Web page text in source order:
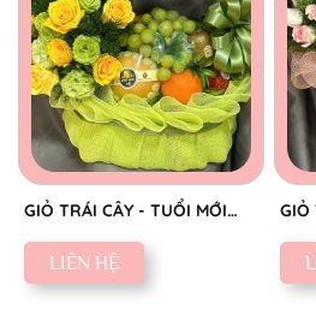
GIỎ TRÁI CÂY - TUỔI MỚI
VINH HOA
LIÊN HỆ
GIỎ